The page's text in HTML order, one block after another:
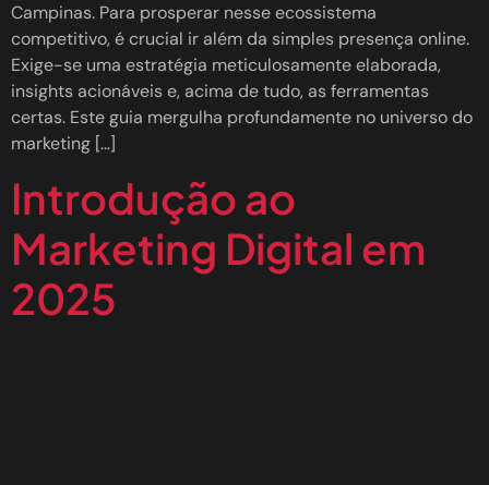
Campinas. Para prosperar nesse ecossistema
competitivo, é crucial ir além da simples presença online.
Exige-se uma estratégia meticulosamente elaborada,
insights acionáveis e, acima de tudo, as ferramentas
certas. Este guia mergulha profundamente no universo do
marketing […]
Introdução ao
Marketing Digital em
2025